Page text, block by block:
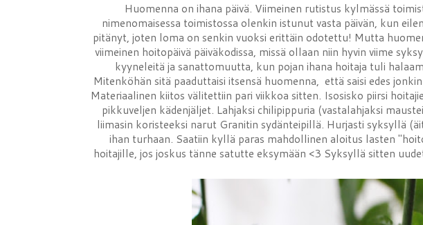
Huomenna on ihana päivä. Viimeinen rutistus kylmässä
nimenomaisessa toimistossa olenkin istunut vasta päivän, kun
pitänyt, joten loma on senkin vuoksi erittäin odotettu! Mutta
viimeinen hoitopäivä päiväkodissa, missä ollaan niin hyvin viime
kyyneleitä ja sanattomuutta, kun pojan ihana hoitaja tuli
Mitenköhän sitä paaduttaisi itsensä huomenna, että saisi edes
Materiaalinen kiitos välitettiin pari viikkoa sitten. Isosisko piirsi
pikkuveljen kädenjäljet. Lahjaksi chilipippuria (vastalahjaksi
liimasin koristeeksi narut Granitin sydänteipillä. Hurjasti syksyllä
ihan turhaan. Saatiin kyllä paras mahdollinen aloitus lasten
hoitajille, jos joskus tänne satutte eksymään <3 Syksyllä sitten